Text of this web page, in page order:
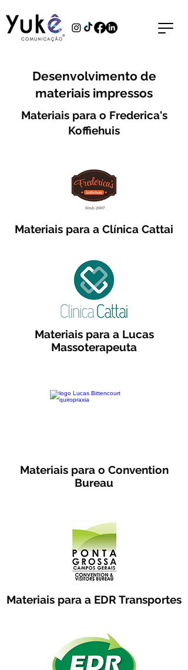
Desenvolvimento de
materiais impressos
Materiais para o Frederica's
Koffiehuis
Materiais para a Clínica Cattai
Materiais para a Lucas
Massoterapeuta
Materiais para o Convention
Bureau
Materiais para a EDR Transportes